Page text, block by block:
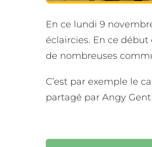
En ce lundi 9
éclaircies. En ce début
de nombreuses
C’est par exemple le
partagé par Angy